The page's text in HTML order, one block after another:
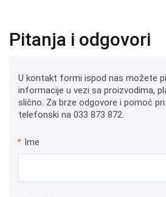
Pitanja i odgovori
U kontakt formi ispod nas možete
informacije u vezi sa proizvodima,
slično. Za brze odgovore i pomoć
telefonski na 033 873 872.
* Ime